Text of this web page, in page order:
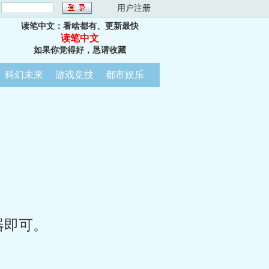
用户注册
读笔中文：看啥都有、更新最快
读笔中文
如果你觉得好，恳请收藏
科幻未来 游戏竞技 都市娱乐
可。